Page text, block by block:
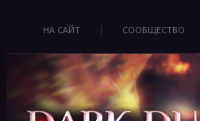
НА САЙТ СООБЩЕСТВО